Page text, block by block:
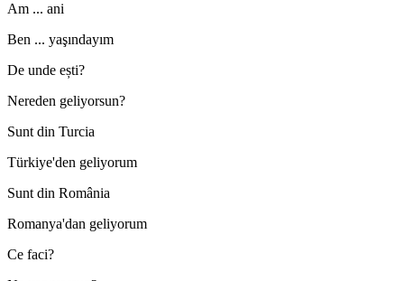
Am ... ani
Ben ... yaşındayım
De unde ești?
Nereden geliyorsun?
Sunt din Turcia
Türkiye'den geliyorum
Sunt din România
Romanya'dan geliyorum
Ce faci?